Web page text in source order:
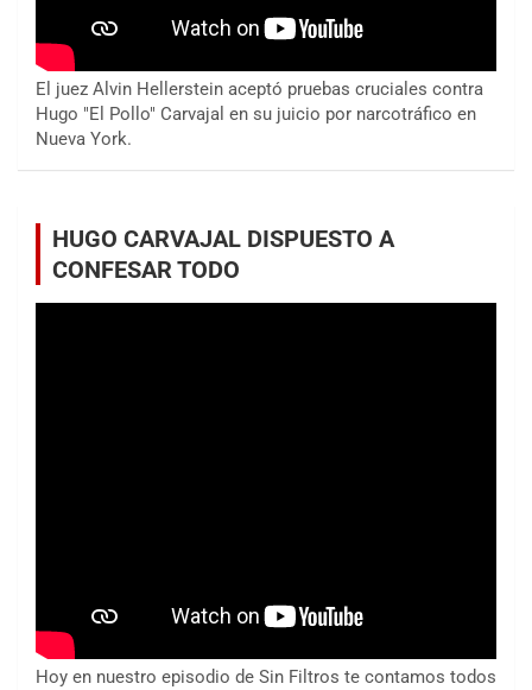
El juez Alvin Hellerstein aceptó pruebas cruciales contra
Hugo "El Pollo" Carvajal en su juicio por narcotráfico en
Nueva York.
HUGO CARVAJAL DISPUESTO A
CONFESAR TODO
Hoy en nuestro episodio de Sin Filtros te contamos todos